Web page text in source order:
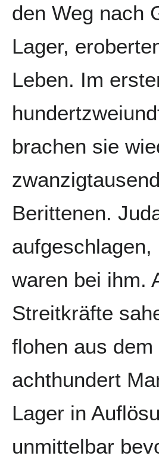
den Weg nach
Lager,
Leben. Im
brachen sie
Berittenen.
waren bei ihm.
Streitkräfte
flohen aus
achthundert
Lager in
unmittelbar